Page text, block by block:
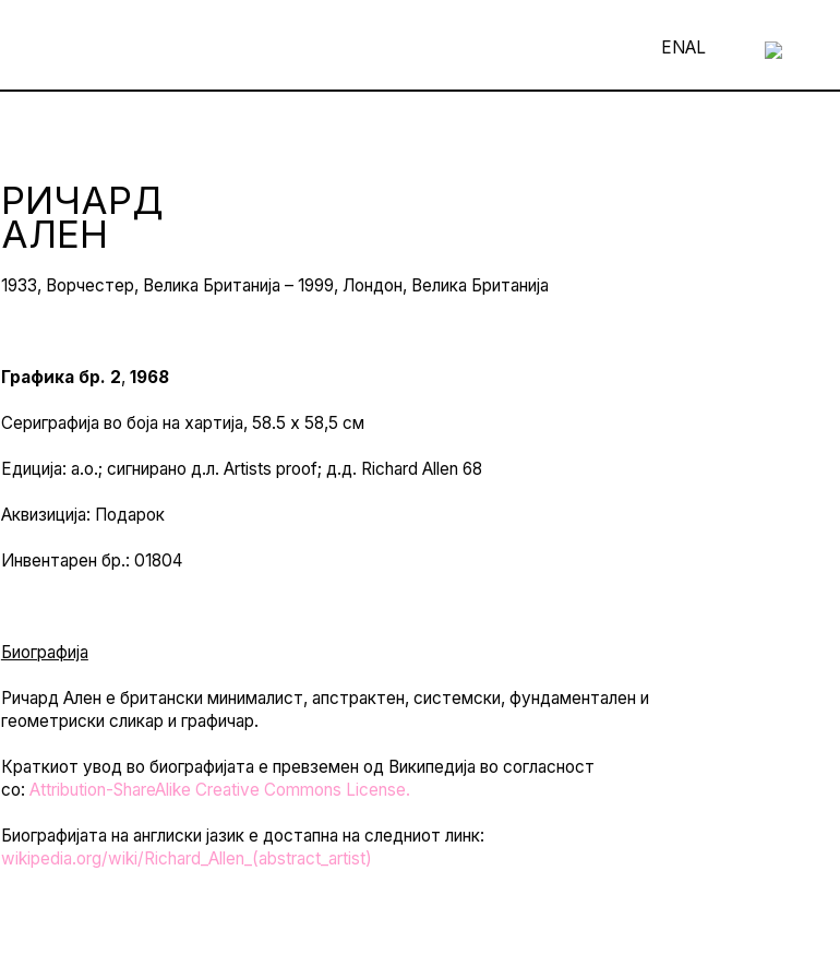
ENAL
РИЧАРД
АЛЕН
1933, Ворчестер, Велика Британија – 1999, Лондон, Велика Британија
Графика бр. 2, 1968
Сериграфија во боја на хартија, 58.5 х 58,5 см
Едиција: а.о.; сигнирано д.л. Artists proof; д.д. Richard Allen 68
Аквизиција: Подарок
Инвентарен бр.: 01804
Биографија
Ричард Ален е британски минималист, апстрактен, системски, фундаментален и
геометриски сликар и графичар.
Краткиот увод во биографијата е превземен од Википедија во согласност
со: Attribution-ShareAlike Creative Commons License.
Биографијата на англиски јазик е достапна на следниот линк:
wikipedia.org/wiki/Richard_Allen_(abstract_artist)